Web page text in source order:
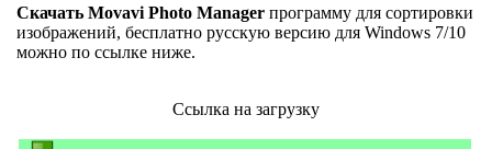
Скачать Movavi Photo Manager программу для сортировки
изображений, бесплатно русскую версию для Windows 7/10
можно по ссылке ниже.
Ссылка на загрузку